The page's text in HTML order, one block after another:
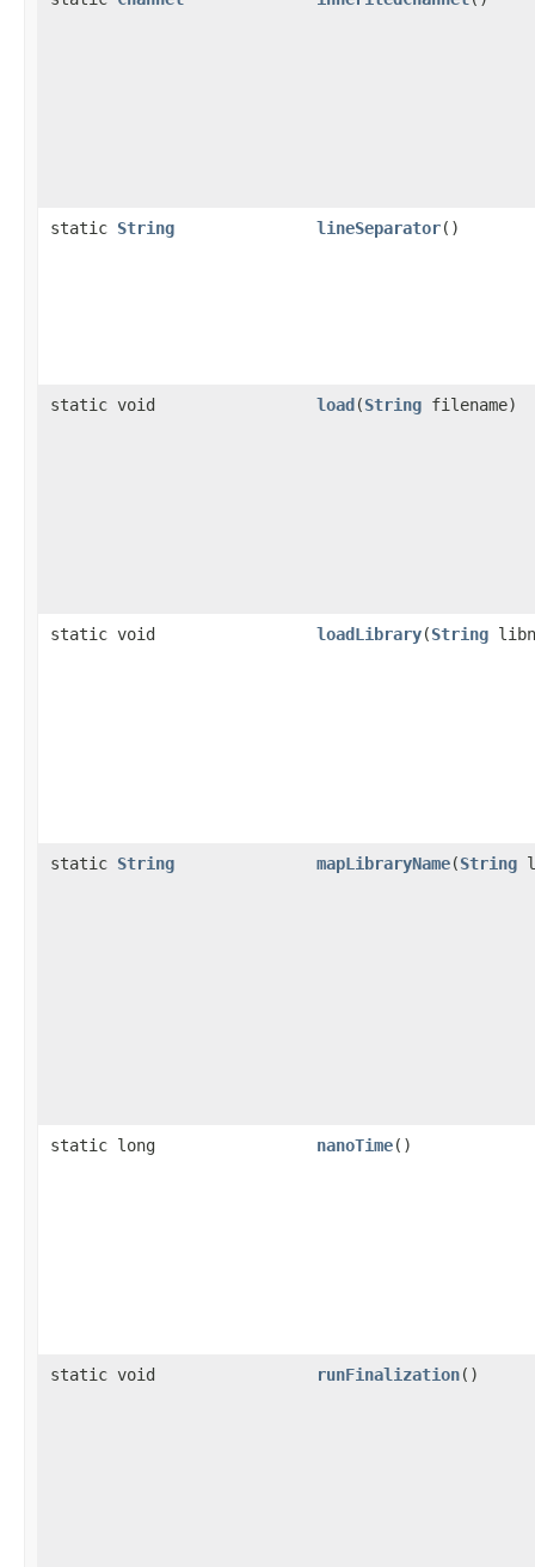
static String lineSeparator()
static void load(String filename)
static void loadLibrary(String
static String mapLibraryName(String
static long nanoTime()
static void runFinalization()